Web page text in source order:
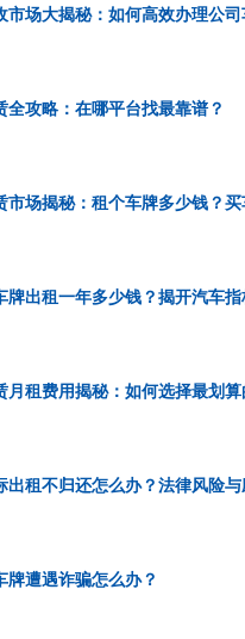
市场大揭秘：如何高效办理公
全攻略：在哪平台找最靠谱？
市场揭秘：租个车牌多少钱？
牌出租一年多少钱？揭开汽车
月租费用揭秘：如何选择最划算
出租不归还怎么办？法律风险
牌遭遇诈骗怎么办？